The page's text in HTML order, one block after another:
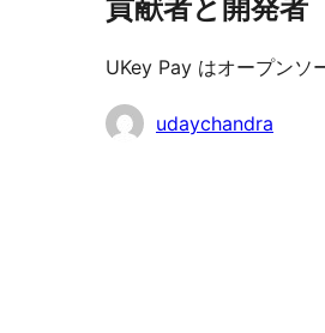
貢献者と開発者
UKey Pay はオープンソ
貢
udaychandra